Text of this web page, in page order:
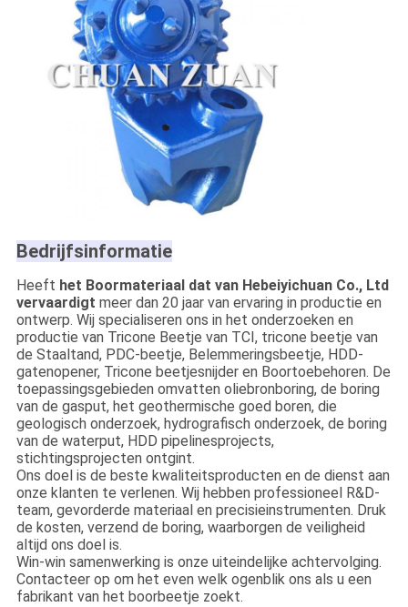
Bedrijfsinformatie
Heeft het Boormateriaal dat van Hebeiyichuan Co., Ltd
vervaardigt meer dan 20 jaar van ervaring in productie en
ontwerp. Wij specialiseren ons in het onderzoeken en
productie van Tricone Beetje van TCI, tricone beetje van
de Staaltand, PDC-beetje, Belemmeringsbeetje, HDD-
gatenopener, Tricone beetjesnijder en Boortoebehoren. De
toepassingsgebieden omvatten oliebronboring, de boring
van de gasput, het geothermische goed boren, die
geologisch onderzoek, hydrografisch onderzoek, de boring
van de waterput, HDD pipelinesprojects,
stichtingsprojecten ontgint.
Ons doel is de beste kwaliteitsproducten en de dienst aan
onze klanten te verlenen. Wij hebben professioneel R&D-
team, gevorderde materiaal en precisieinstrumenten. Druk
de kosten, verzend de boring, waarborgen de veiligheid
altijd ons doel is.
Win-win samenwerking is onze uiteindelijke achtervolging.
Contacteer op om het even welk ogenblik ons als u een
fabrikant van het boorbeetje zoekt.